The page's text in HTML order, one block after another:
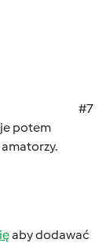
#7
je potem
aby dodawać